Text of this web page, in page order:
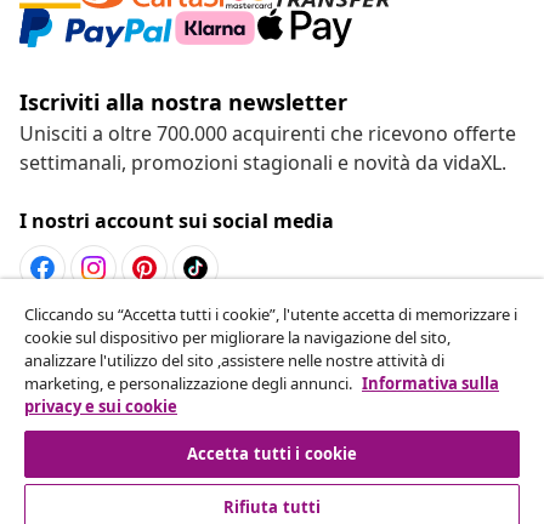
Iscriviti alla nostra newsletter
Unisciti a oltre 700.000 acquirenti che ricevono offerte
settimanali, promozioni stagionali e novità da vidaXL.
I nostri account sui social media
Recesso dal contratto
Invia una richiesta di recesso per il tuo ordine.
Recesso dal contratto
Cliccando su “Accetta tutti i cookie”, l'utente accetta di memorizzare i
cookie sul dispositivo per migliorare la navigazione del sito,
analizzare l'utilizzo del sito ,assistere nelle nostre attività di
marketing, e personalizzazione degli annunci. Informativa sulla
privacy e sui cookie
Accetta tutti i cookie
Rifiuta tutti